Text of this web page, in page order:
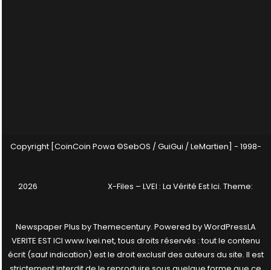
Copyright [CoinCoin Powa ©SebOS / GuiGui / LeMartien] - 1998-
2026 X-Files – LVEI : La Vérité Est Ici. Theme:
Newspaper Plus byThemecentury. Powered byWordPressLA
VERITE EST ICI www.lvei.net, tous droits réservés : tout le contenu
écrit (sauf indication) est le droit exclusif des auteurs du site. Il est